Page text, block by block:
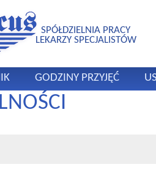
SPÓŁDZIELNIA PRACY
LEKARZY SPECJALISTÓW
GODZINY PRZYJĘĆ